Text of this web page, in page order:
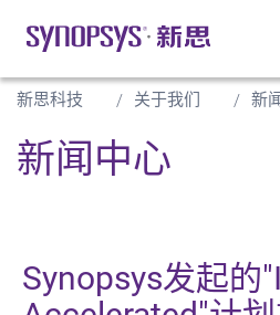
新思科技 关于我们 新
新闻中心
Synopsys发起的